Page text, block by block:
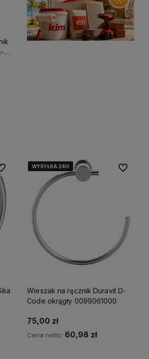
ulubionychWYSYŁKA 24H
WYSYŁKA 24H
WYSYŁKA 24H
WYSYŁKA 24H
WYSYŁKA 24H
Wieszak na ręcznik Duravit D-
Code okrągły 0099061000
75,00 zł
Cena netto: 60,98 zł
Do